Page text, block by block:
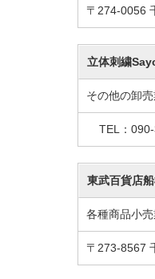
〒274-0056
立体刺繍
その他の卸
TEL：
東武百貨店
各種商品小
〒273-8567